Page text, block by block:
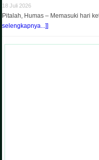
18 Juli 2026
Pitalah, Humas – Memasuki hari
selengkapnya...]]